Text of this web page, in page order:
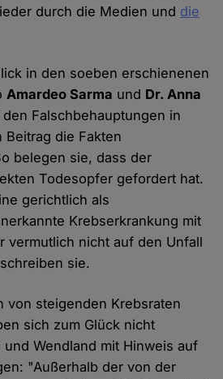
durch die Medien und die
in den soeben erschienenen
Amardeo Sarma und Dr. Anna
den Falschbehauptungen in
die Fakten
belegen sie, dass der
Todesopfer gefordert hat.
gerichtlich als
Krebserkrankung mit
vermutlich nicht auf den Unfall
sie.
von steigenden Krebsraten
sich zum Glück nicht
und Wendland mit Hinweis auf
"Außerhalb der von der